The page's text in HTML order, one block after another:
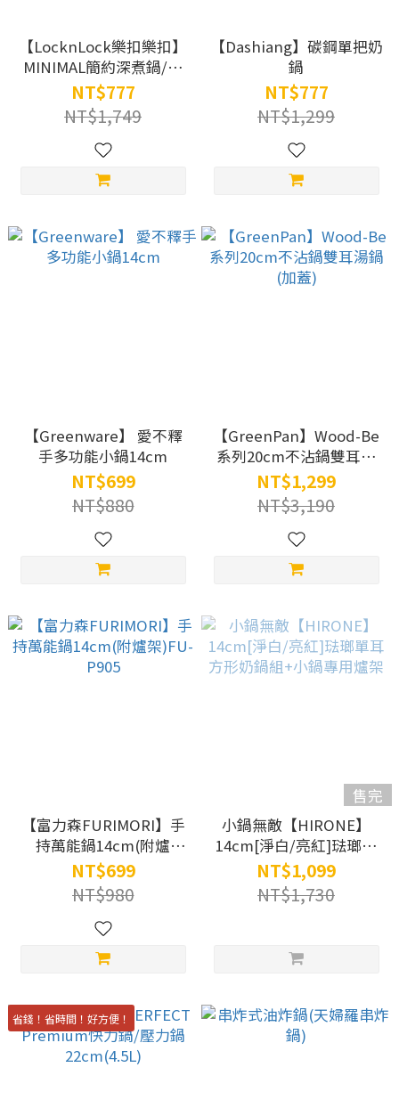
【LocknLock樂扣樂扣】
MINIMAL簡約深煮鍋/18
公分/單柄/黑色
(LJM2181B)
NT$777
NT$1,749
【Dashiang】碳鋼單把奶
鍋
NT$777
NT$1,299
【Greenware】 愛不釋
手多功能小鍋14cm
NT$699
NT$880
【GreenPan】Wood-Be
系列20cm不沾鍋雙耳湯
鍋(加蓋)
NT$1,299
NT$3,190
【富力森FURIMORI】手
持萬能鍋14cm(附爐
架)FU-P905
NT$699
NT$980
售完
小鍋無敵【HIRONE】
14cm[淨白/亮紅]琺瑯單
耳方形奶鍋組+小鍋專用
爐架
NT$1,099
NT$1,730
省錢！省時間！好方便！